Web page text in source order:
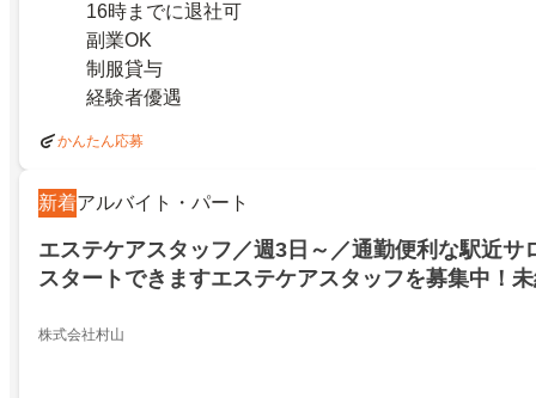
16時までに退社可
副業OK
制服貸与
経験者優遇
かんたん応募
新着アルバイト・パート
エステケアスタッフ／週3日～／通勤便利な駅近サ
スタートできますエステケアスタッフを募集中！
株式会社村山